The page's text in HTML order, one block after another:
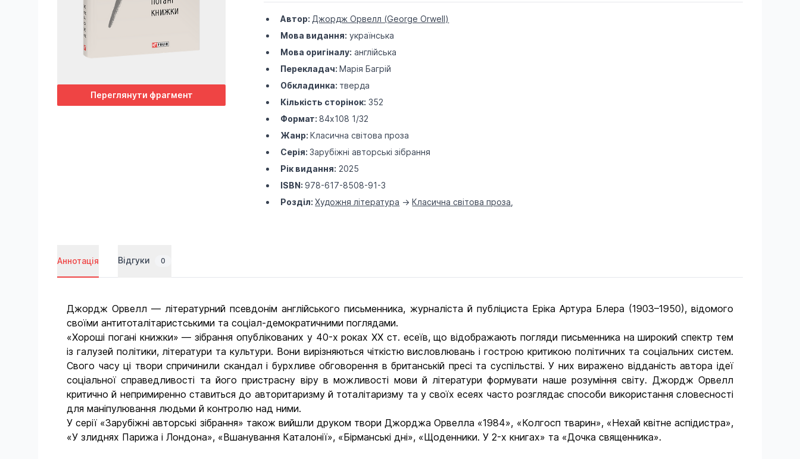
Переглянути фрагмент
Автор: Джордж Орвелл (George Orwell)
Мова видання: українська
Мова оригіналу: англійська
Перекладач:Марія Багрій
Обкладинка: тверда
Кількість сторінок: 352
Формат:84х108 1/32
Жанр:Класична світова проза
Серія:Зарубіжні авторські зібрання
Рік видання: 2025
ISBN:978-617-8508-91-3
Розділ:Художня література ->Класична світова проза
Аннотація Відгуки 0
Джордж Орвелл — літературний псевдонім англійського письменника, журналіста й публіциста Еріка Артура Блера (1903–1950), відомого
своїми антитоталітаристськими та соціал-демократичними поглядами.
«Хороші погані книжки» — зібрання опублікованих у 40-х роках ХХ ст. есеїв, що відображають погляди письменника на широкий спектр тем
із галузей політики, літератури та культури. Вони вирізняються чіткістю висловлювань і гострою критикою політичних та соціальних систем.
Свого часу ці твори спричинили скандал і бурхливе обговорення в британській пресі та суспільстві. У них виражено відданість автора ідеї
соціальної справедливості та його пристрасну віру в можливості мови й літератури формувати наше розуміння світу. Джордж Орвелл
критично й непримиренно ставиться до авторитаризму й тоталітаризму та у своїх есеях часто розглядає способи використання словесності
для маніпулювання людьми й контролю над ними.
У серії «Зарубіжні авторські зібрання» також вийшли друком твори Джорджа Орвелла «1984», «Колгосп тварин», «Нехай квітне аспідистра»,
«У злиднях Парижа і Лондона», «Вшанування Каталонії», «Бірманські дні», «Щоденники. У 2-х книгах» та «Дочка священника».